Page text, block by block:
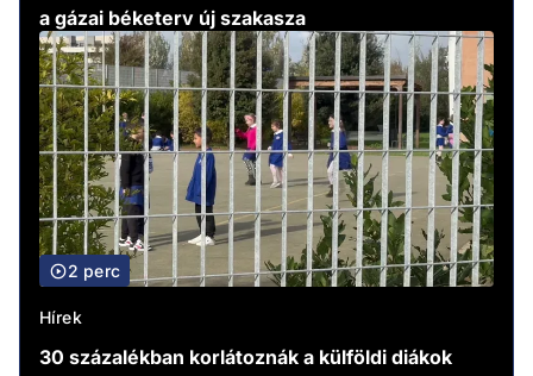
a gázai béketerv új szakasza
2 perc
Hírek
30 százalékban korlátoznák a külföldi diákok